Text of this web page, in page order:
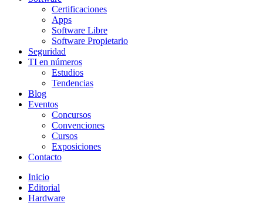
Certificaciones
Apps
Software Libre
Software Propietario
Seguridad
TI en números
Estudios
Tendencias
Blog
Eventos
Concursos
Convenciones
Cursos
Exposiciones
Contacto
Inicio
Editorial
Hardware